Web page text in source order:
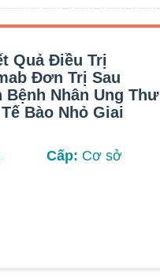
Quả Điều Trị
Đơn Trị Sau
Bệnh Nhân Ung Thư
Bào Nhỏ Giai
Cấp: Cơ sở